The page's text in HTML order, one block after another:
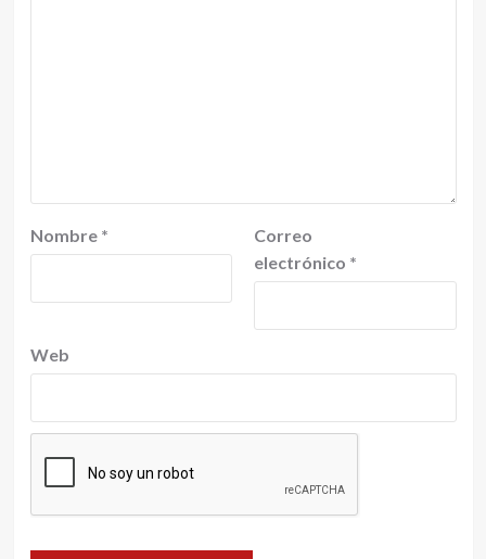
Nombre *
Correo
electrónico *
Web